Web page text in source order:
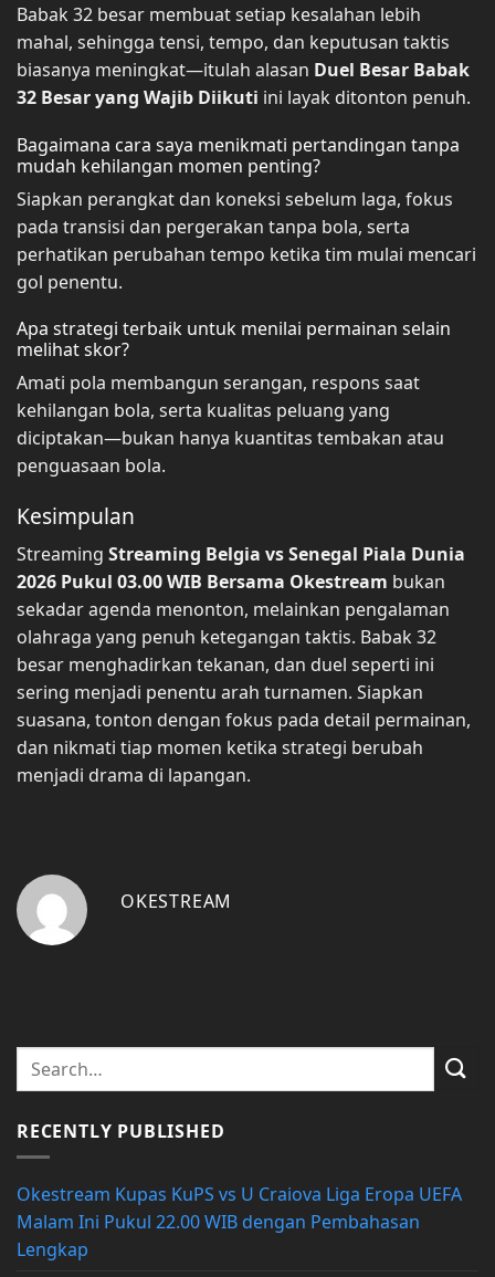
Babak 32 besar membuat setiap kesalahan lebih
mahal, sehingga tensi, tempo, dan keputusan taktis
biasanya meningkat—itulah alasan Duel Besar Babak
32 Besar yang Wajib Diikuti ini layak ditonton penuh.
Bagaimana cara saya menikmati pertandingan tanpa
mudah kehilangan momen penting?
Siapkan perangkat dan koneksi sebelum laga, fokus
pada transisi dan pergerakan tanpa bola, serta
perhatikan perubahan tempo ketika tim mulai mencari
gol penentu.
Apa strategi terbaik untuk menilai permainan selain
melihat skor?
Amati pola membangun serangan, respons saat
kehilangan bola, serta kualitas peluang yang
diciptakan—bukan hanya kuantitas tembakan atau
penguasaan bola.
Kesimpulan
Streaming Streaming Belgia vs Senegal Piala Dunia
2026 Pukul 03.00 WIB Bersama Okestream bukan
sekadar agenda menonton, melainkan pengalaman
olahraga yang penuh ketegangan taktis. Babak 32
besar menghadirkan tekanan, dan duel seperti ini
sering menjadi penentu arah turnamen. Siapkan
suasana, tonton dengan fokus pada detail permainan,
dan nikmati tiap momen ketika strategi berubah
menjadi drama di lapangan.
OKESTREAM
RECENTLY PUBLISHED
Okestream Kupas KuPS vs U Craiova Liga Eropa UEFA
Malam Ini Pukul 22.00 WIB dengan Pembahasan
Lengkap